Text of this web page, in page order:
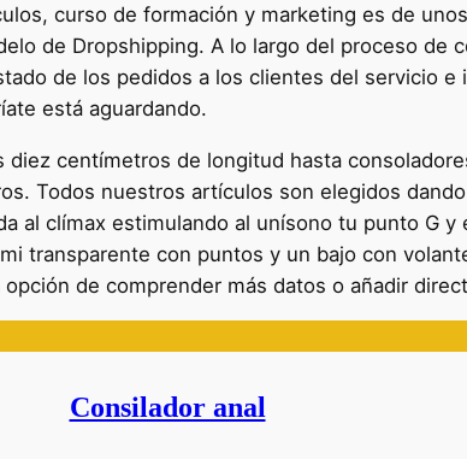
curso de formación y marketing es de
de Dropshipping. A lo largo del proceso de
de los pedidos a los clientes del servicio e
está aguardando.
centímetros de longitud hasta
Todos nuestros artículos son elegidos
al clímax estimulando al unísono tu punto G
transparente con puntos y un bajo con
de comprender más datos o añadir
Consilador anal